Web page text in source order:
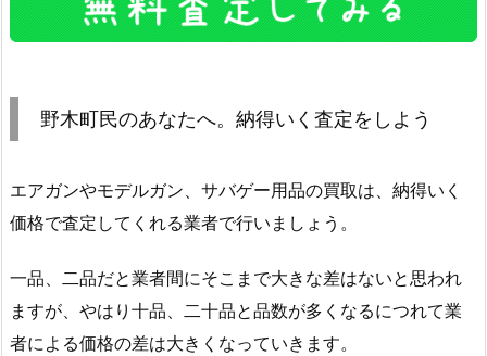
野木町民のあなたへ。納得いく査定をしよう
エアガンやモデルガン、サバゲー用品の買取は、納得いく
価格で査定してくれる業者で行いましょう。
一品、二品だと業者間にそこまで大きな差はないと思われ
ますが、やはり十品、二十品と品数が多くなるにつれて業
者による価格の差は大きくなっていきます。